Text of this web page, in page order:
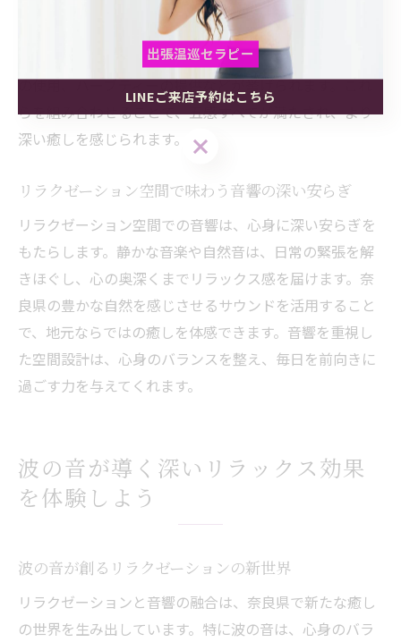
は、音響・香り・照明・肌触り・味覚のバランスです。
具体的には、ヒーリングミュージックの再生、アロマデ
ィフューザーの設置、落ち着いた照明、肌に優しい素材
の使用、ハーブティーの提供などが挙げられます。これ
らを組み合わせることで、五感すべてが満たされ、より
深い癒しを感じられます。
リラクゼーション空間で味わう音響の深い安らぎ
リラクゼーション空間での音響は、心身に深い安らぎを
もたらします。静かな音楽や自然音は、日常の緊張を解
きほぐし、心の奥深くまでリラックス感を届けます。奈
良県の豊かな自然を感じさせるサウンドを活用すること
で、地元ならではの癒しを体感できます。音響を重視し
た空間設計は、心身のバランスを整え、毎日を前向きに
過ごす力を与えてくれます。
波の音が導く深いリラックス効果
を体験しよう
波の音が創るリラクゼーションの新世界
リラクゼーションと音響の融合は、奈良県で新たな癒し
の世界を生み出しています。特に波の音は、心身のバラ
出張温巡セラピー
LINEご来店予約はこちら
出張温巡セラピー
LINEご来店予約はこちら
出張温巡セラピー
LINEご来店予約はこちら